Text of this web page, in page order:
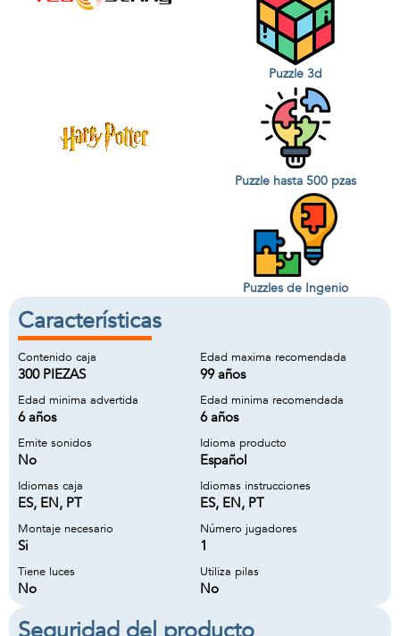
Puzzle 3d
Puzzle hasta 500 pzas
Puzzles de Ingenio
Características
Contenido caja
300 PIEZAS
Edad maxima recomendada
99 años
Edad minima advertida
6 años
Edad minima recomendada
6 años
Emite sonidos
No
Idioma producto
Español
Idiomas caja
ES, EN, PT
Idiomas instrucciones
ES, EN, PT
Montaje necesario
Si
Número jugadores
1
Tiene luces
No
Utiliza pilas
No